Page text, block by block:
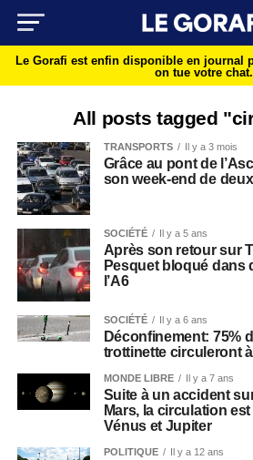
Le Gorafi est enfin disponible en journal
on tue votre chat.
All posts tagged
TRANSPORTS Il y a 3 mois
Grâce au pont de
son week-end de
SOCIÉTÉ Il y a 5 ans
Après son retour sur
Pesquet bloqué dans
l’A6
SOCIÉTÉ Il y a 6 ans
Déconfinement: 75%
trottinette circuleront
MONDE LIBRE Il y a 7 ans
Suite à un accident
Mars, la circulation
Vénus et Jupiter
POLITIQUE Il y a 12 ans